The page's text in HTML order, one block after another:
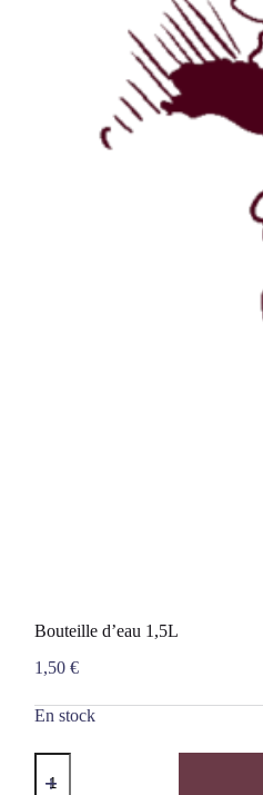
Bouteille d’eau 1,5L
1,50 €
En stock
quantité
de